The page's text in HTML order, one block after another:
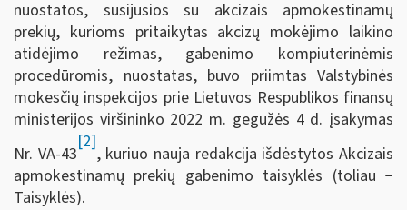
nuostatos, susijusios su akcizais apmokestinamų
prekių, kurioms pritaikytas akcizų mokėjimo laikino
atidėjimo režimas, gabenimo kompiuterinėmis
procedūromis, nuostatas, buvo priimtas Valstybinės
mokesčių inspekcijos prie Lietuvos Respublikos finansų
ministerijos viršininko 2022 m. gegužės 4 d. įsakymas
Nr. VA-43
[2]
, kuriuo nauja redakcija išdėstytos Akcizais
apmokestinamų prekių gabenimo taisyklės (toliau −
Taisyklės).